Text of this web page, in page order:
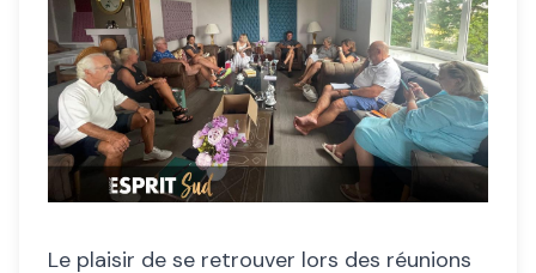
Le plaisir de se retrouver lors des réunions